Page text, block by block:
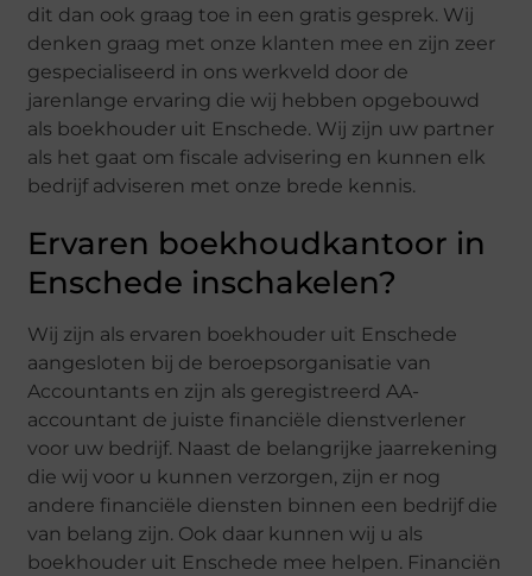
dit dan ook graag toe in een gratis gesprek. Wij
denken graag met onze klanten mee en zijn zeer
gespecialiseerd in ons werkveld door de
jarenlange ervaring die wij hebben opgebouwd
als boekhouder uit Enschede. Wij zijn uw partner
als het gaat om fiscale advisering en kunnen elk
bedrijf adviseren met onze brede kennis.
Ervaren boekhoudkantoor in
Enschede inschakelen?
Wij zijn als ervaren boekhouder uit Enschede
aangesloten bij de beroepsorganisatie van
Accountants en zijn als geregistreerd AA-
accountant de juiste financiële dienstverlener
voor uw bedrijf. Naast de belangrijke jaarrekening
die wij voor u kunnen verzorgen, zijn er nog
andere financiële diensten binnen een bedrijf die
van belang zijn. Ook daar kunnen wij u als
boekhouder uit Enschede mee helpen. Financiën